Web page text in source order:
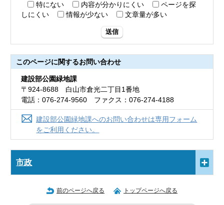
特にない
内容が分かりにくい
ページを探
しにくい
情報が少ない 文章量が多い
送信
このページに関するお問い合わせ
建設部公園緑地課
〒924-8688 白山市倉光二丁目1番地
電話：076-274-9560 ファクス：076-274-4188
建設部公園緑地課へのお問い合わせは専用フォーム
をご利用ください。
市政
前のページへ戻る トップページへ戻る